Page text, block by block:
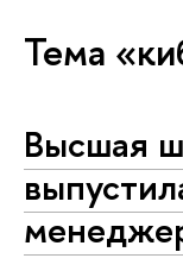
Тема
Высшая